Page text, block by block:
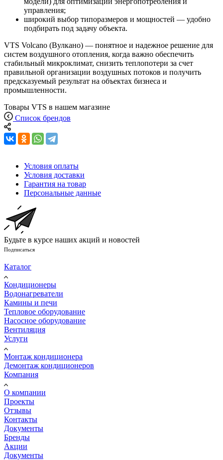
управления;
широкий выбор типоразмеров и мощностей — удобно
подбирать под задачу объекта.
VTS Volcano (Вулкано) — понятное и надежное решение для
систем воздушного отопления, когда важно обеспечить
стабильный микроклимат, снизить теплопотери за счет
правильной организации воздушных потоков и получить
предсказуемый результат на объектах бизнеса и
промышленности.
Товары VTS в нашем магазине
Список брендов
Условия оплаты
Условия доставки
Гарантия на товар
Персональные данные
Будьте в курсе наших акций и новостей
Подписаться
Каталог
Кондиционеры
Водонагреватели
Камины и печи
Тепловое оборудование
Насосное оборудование
Вентиляция
Услуги
Монтаж кондиционера
Демонтаж кондиционеров
Компания
О компании
Проекты
Отзывы
Контакты
Документы
Бренды
Акции
Документы